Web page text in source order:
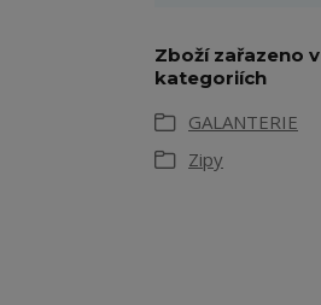
Zboží zařazeno v
kategoriích
GALANTERIE
Zipy